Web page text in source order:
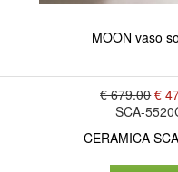
MOON vaso
€ 679.00 €
SCA-
CERAMICA